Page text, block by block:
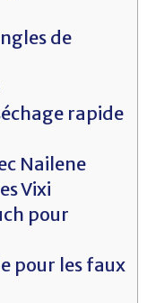
de
rapide
Nailene
Vixi
pour
pour les faux